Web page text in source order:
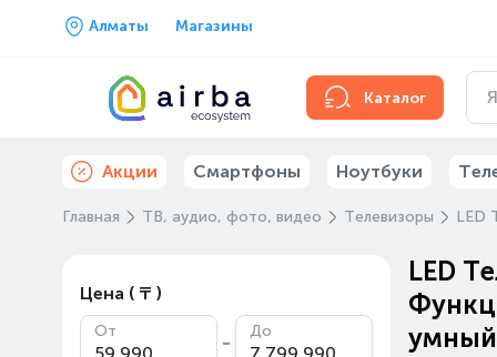
Алматы Магазины
Каталог
Акции Смартфоны Ноутбуки
Главная ТВ, аудио, фото, видео Телевизоры LED
Цена ( ₸ )
От - До
LED